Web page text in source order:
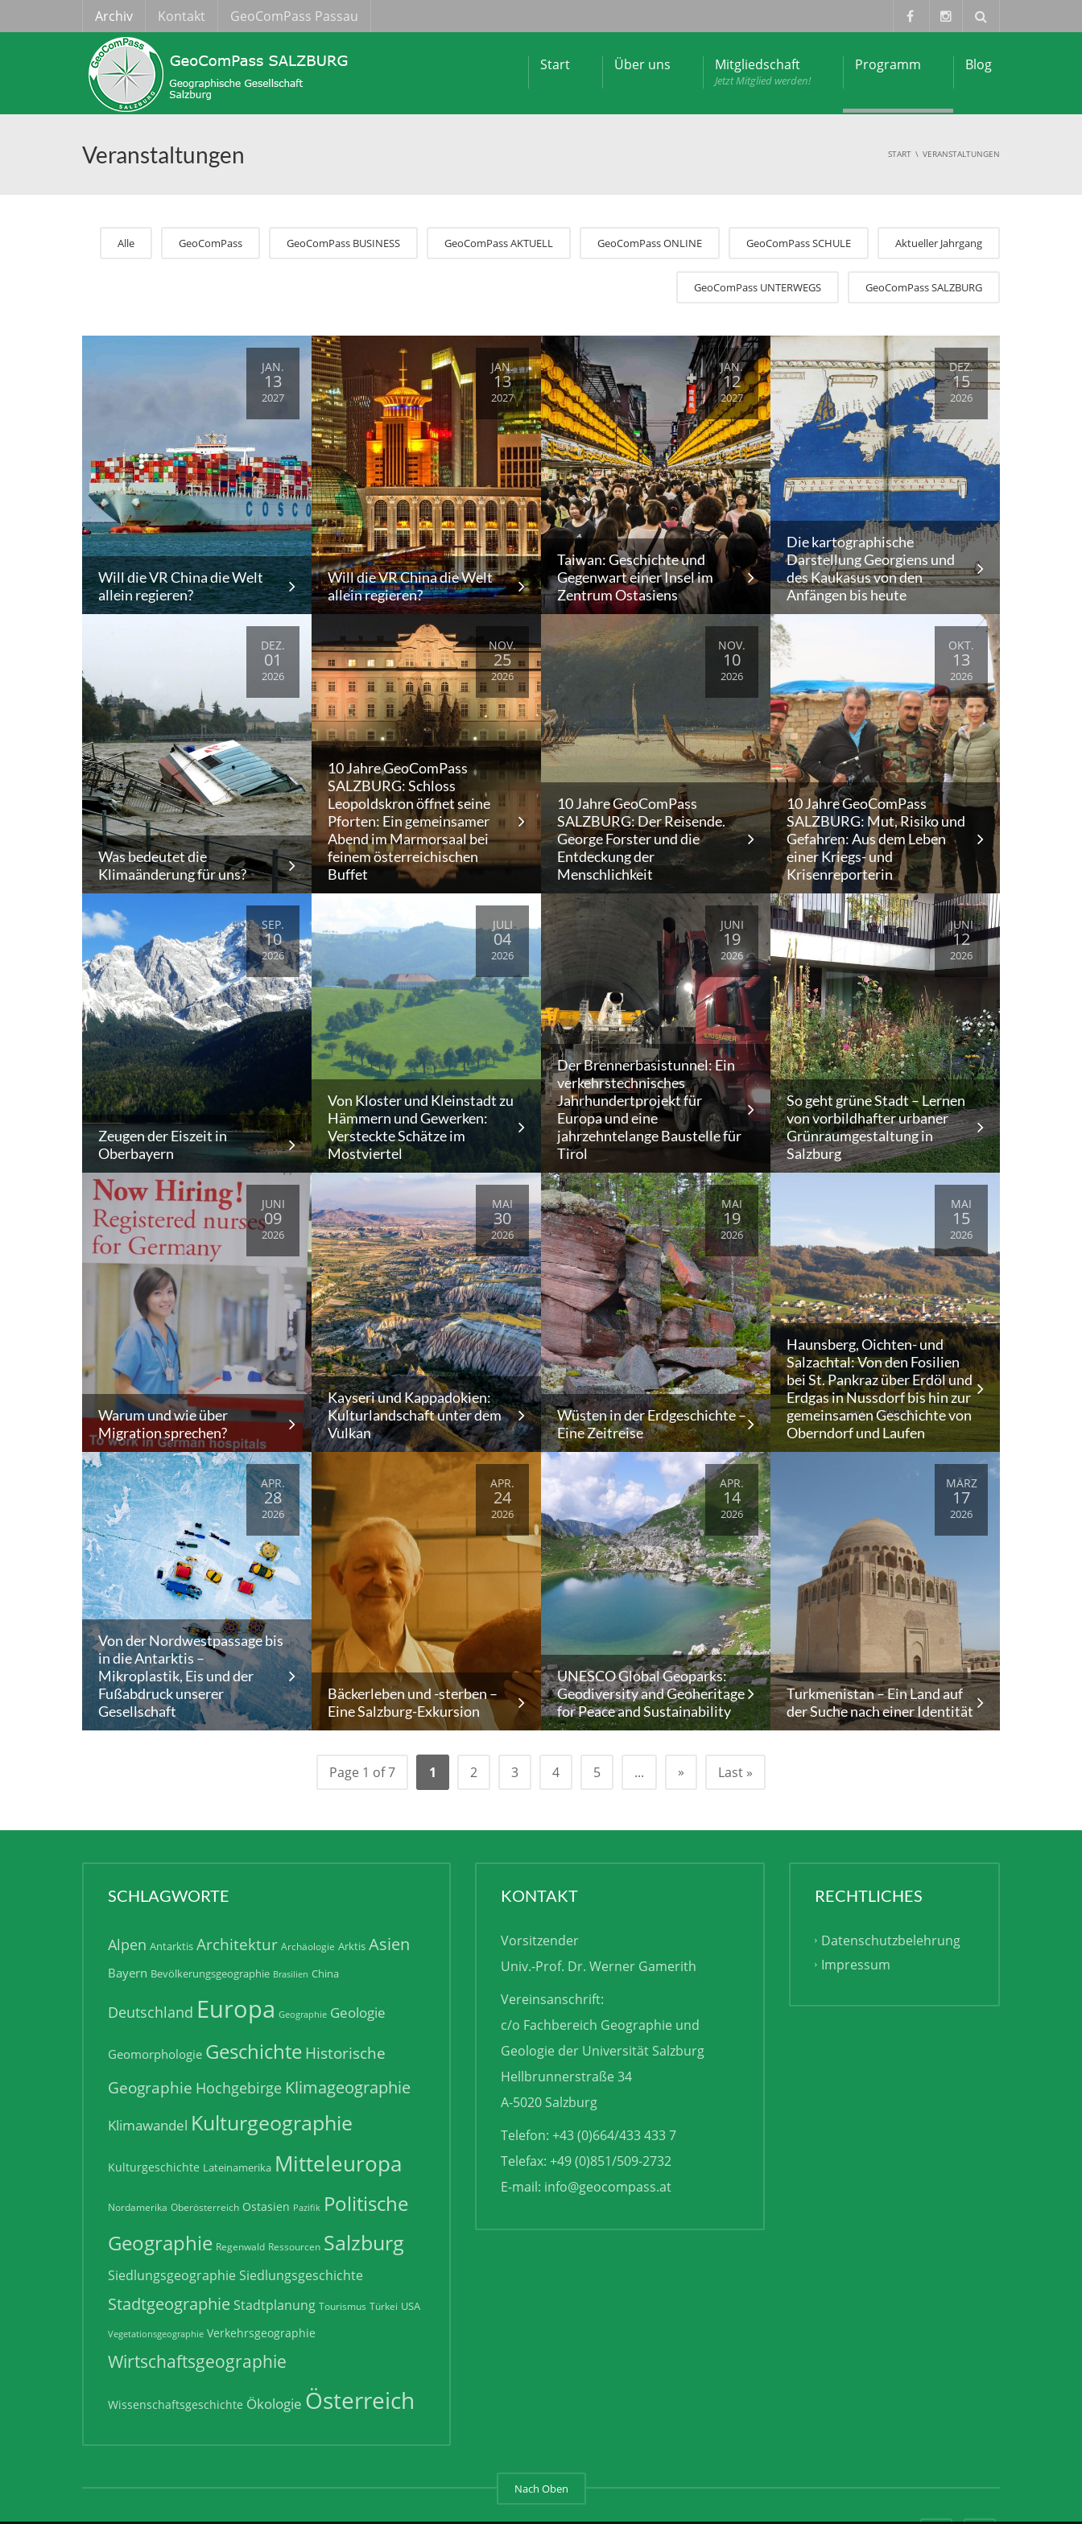
Archiv Kontakt GeoComPass Passau
Start Über uns Mitgliedschaft
Jetzt Mitglied werden!
Programm Blog
Veranstaltungen START VERANSTALTUNGEN
Alle GeoComPass GeoComPass BUSINESS GeoComPass AKTUELL GeoComPass ONLINE GeoComPass SCHULE Aktueller Jahrgang
GeoComPass UNTERWEGS GeoComPass SALZBURG
JAN.
13
2027
Will die VR China die Welt
allein regieren?
JAN.
13
2027
Will die VR China die Welt
allein regieren?
JAN.
12
2027
Taiwan: Geschichte und
Gegenwart einer Insel im
Zentrum Ostasiens
DEZ.
15
2026
Die kartographische
Darstellung Georgiens und
des Kaukasus von den
Anfängen bis heute
DEZ.
01
2026
Was bedeutet die
Klimaänderung für uns?
NOV.
25
2026
10 Jahre GeoComPass
SALZBURG: Schloss
Leopoldskron öffnet seine
Pforten: Ein gemeinsamer
Abend im Marmorsaal bei
feinem österreichischen
Buffet
NOV.
10
2026
10 Jahre GeoComPass
SALZBURG: Der Reisende.
George Forster und die
Entdeckung der
Menschlichkeit
OKT.
13
2026
10 Jahre GeoComPass
SALZBURG: Mut, Risiko und
Gefahren: Aus dem Leben
einer Kriegs- und
Krisenreporterin
SEP.
10
2026
Zeugen der Eiszeit in
Oberbayern
JULI
04
2026
Von Kloster und Kleinstadt zu
Hämmern und Gewerken:
Versteckte Schätze im
Mostviertel
JUNI
19
2026
Der Brennerbasistunnel: Ein
verkehrstechnisches
Jahrhundertprojekt für
Europa und eine
jahrzehntelange Baustelle für
Tirol
JUNI
12
2026
So geht grüne Stadt – Lernen
von vorbildhafter urbaner
Grünraumgestaltung in
Salzburg
JUNI
09
2026
Warum und wie über
Migration sprechen?
MAI
30
2026
Kayseri und Kappadokien:
Kulturlandschaft unter dem
Vulkan
MAI
19
2026
Wüsten in der Erdgeschichte –
Eine Zeitreise
MAI
15
2026
Haunsberg, Oichten- und
Salzachtal: Von den Fosilien
bei St. Pankraz über Erdöl und
Erdgas in Nussdorf bis hin zur
gemeinsamen Geschichte von
Oberndorf und Laufen
APR.
28
2026
Von der Nordwestpassage bis
in die Antarktis –
Mikroplastik, Eis und der
Fußabdruck unserer
Gesellschaft
APR.
24
2026
Bäckerleben und -sterben –
Eine Salzburg-Exkursion
APR.
14
2026
UNESCO Global Geoparks:
Geodiversity and Geoheritage
for Peace and Sustainability
MÄRZ
17
2026
Turkmenistan – Ein Land auf
der Suche nach einer Identität
Page 1 of 7 1 2 3 4 5 ... » Last »
SCHLAGWORTE
Alpen Antarktis Architektur Archäologie Arktis Asien
Bayern Bevölkerungsgeographie Brasilien China
Deutschland Europa Geographie Geologie
Geomorphologie GeschichteHistorische
Geographie Hochgebirge Klimageographie
Klimawandel Kulturgeographie
Kulturgeschichte Lateinamerika Mitteleuropa
Nordamerika Oberösterreich Ostasien Pazifik Politische
Geographie Regenwald Ressourcen Salzburg
Siedlungsgeographie Siedlungsgeschichte
Stadtgeographie Stadtplanung Tourismus Türkei USA
Vegetationsgeographie Verkehrsgeographie
Wirtschaftsgeographie
Wissenschaftsgeschichte Ökologie Österreich
KONTAKT
Vorsitzender
Univ.-Prof. Dr. Werner Gamerith
Vereinsanschrift:
c/o Fachbereich Geographie und
Geologie der Universität Salzburg
Hellbrunnerstraße 34
A-5020 Salzburg
Telefon: +43 (0)664/433 433 7
Telefax: +49 (0)851/509-2732
E-mail: info@geocompass.at
RECHTLICHES
Datenschutzbelehrung
Impressum
Nach Oben